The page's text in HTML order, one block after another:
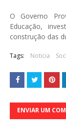
O Governo
Educação,
construção das
Tags: Noticia
ENVIAR UM